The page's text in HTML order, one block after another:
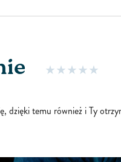
dzięki temu również i Ty